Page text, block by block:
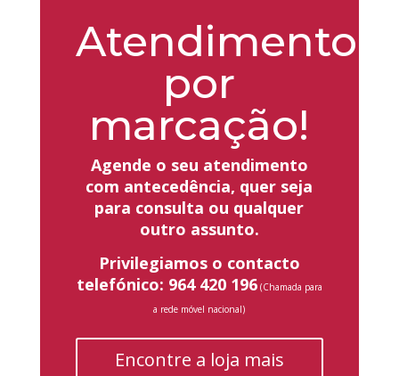
Atendimento
por
marcação!
Agende o seu atendimento
com antecedência, quer seja
para consulta ou qualquer
outro assunto.
Privilegiamos o contacto
telefónico: 964 420 196(Chamada para
a rede móvel nacional)
Encontre a loja mais